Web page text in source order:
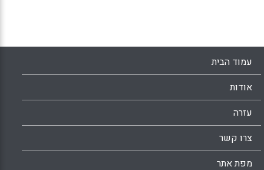
להגברת המודעות לסוגיה חשובה זו ולאיזון
השימוש בטכנולוגיה עם פעילויות אחרות
התומכות בהתפתחות מיטבית של ילדים ובני נוער.
WhatsApp
Facebook
Email
X
עמוד הבית
אודות
עזרה
צרו קשר
מפת אתר